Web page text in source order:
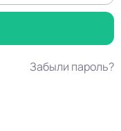
Забыли пароль?